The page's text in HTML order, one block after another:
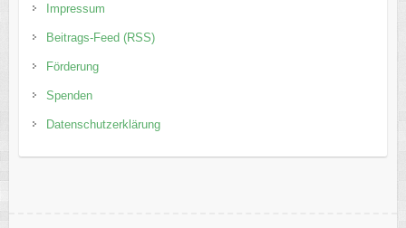
Impressum
Beitrags-Feed (RSS)
Förderung
Spenden
Datenschutzerklärung